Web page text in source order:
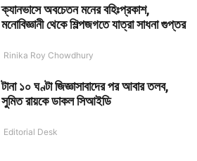
ক্যানভাসে অবচেতন মনের বহিঃপ্রকাশ,
মনোবিজ্ঞানী থেকে শিল্পজগতে যাত্রা সাধনা গুপ্তর
Rinika Roy Chowdhury
টানা ১০ ঘণ্টা জিজ্ঞাসাবাদের পর আবার তলব,
সুমিত রায়কে ডাকল সিআইডি
Editorial Desk